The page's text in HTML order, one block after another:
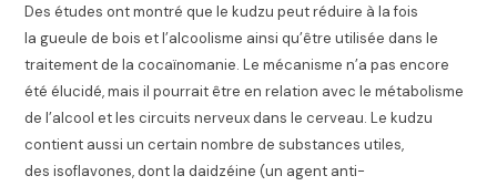
Des études ont montré que le kudzu peut réduire à la fois
la gueule de bois et l’alcoolisme ainsi qu’être utilisée dans le
traitement de la cocaïnomanie. Le mécanisme n’a pas encore
été élucidé, mais il pourrait être en relation avec le métabolisme
de l’alcool et les circuits nerveux dans le cerveau. Le kudzu
contient aussi un certain nombre de substances utiles,
des isoflavones, dont la daidzéine (un agent anti-